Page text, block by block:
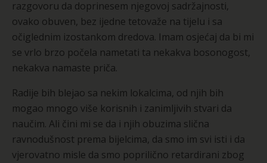
razgovoru da doprinesem njegovoj sadržajnosti,
ovako obuven, bez ijedne tetovaže na tijelu i sa
očiglednim izostankom dredova. Imam osjećaj da bi mi
se vrlo brzo počela nametati ta nekakva bosonogost,
nekakva namaste priča.
Radije bih blejao sa nekim lokalcima, od njih bih
mogao mnogo više korisnih i zanimljivih stvari da
naučim. Ali čini mi se da i njih obuzima slična
ravnodušnost prema bijelcima, da smo im svi isti i da
vjerovatno misle da smo poprilično retardirani zbog